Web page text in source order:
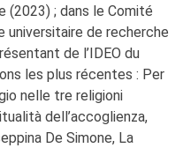
(2023) ; dans le Comité
universitaire de recherche
de l’IDEO du
les plus récentes : Per
nelle tre religioni
dell’accoglienza,
De Simone, La